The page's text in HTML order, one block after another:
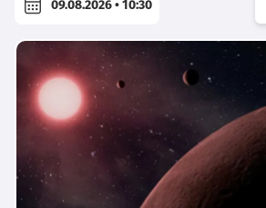
09.08.2026 • 10:30